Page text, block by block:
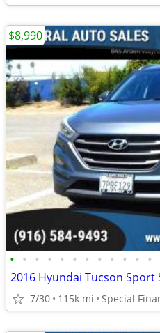
• • • • • • • • • • • •
7/30 115k mi Special
$8,990